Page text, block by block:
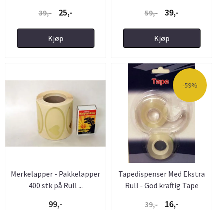
39,- 25,-
Kjøp
59,-
39,-
Kjøp
Merkelapper - Pakkelapper
400 stk på Rull ...
99,-
-59%
Tapedispenser Med Ekstra
Rull - God kraftig Tape
39,-
16,-